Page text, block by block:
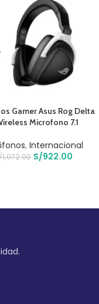
Gamer Asus Rog Delta
Microfono 7.1
, Internacional
1,072.00 S/922.00